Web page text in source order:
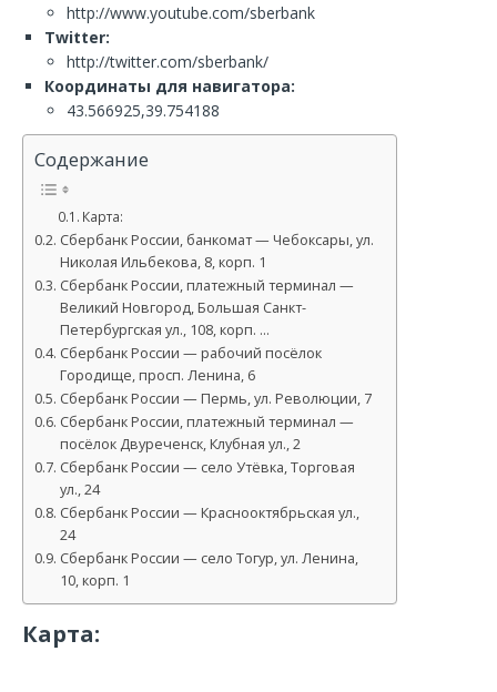
http://www.youtube.com/sberbank
Twitter:
http://twitter.com/sberbank/
Координаты для навигатора:
43.566925,39.754188
Содержание
Карта:
Сбербанк России, банкомат — Чебоксары, ул.
Николая Ильбекова, 8, корп. 1
Сбербанк России, платежный терминал —
Великий Новгород, Большая Санкт-
Петербургская ул., 108, корп. …
Сбербанк России — рабочий посёлок
Городище, просп. Ленина, 6
Сбербанк России — Пермь, ул. Революции, 7
Сбербанк России, платежный терминал —
посёлок Двуреченск, Клубная ул., 2
Сбербанк России — село Утёвка, Торговая
ул., 24
Сбербанк России — Краснооктябрьская ул.,
24
Сбербанк России — село Тогур, ул. Ленина,
10, корп. 1
Карта: